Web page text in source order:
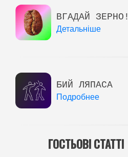
ВГАДАЙ ЗЕРНО!
Детальніше
БИЙ ЛЯПАСА
Подробнее
ГОСТЬОВІ СТАТТІ